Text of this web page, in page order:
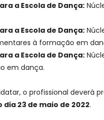
a Escola de Dança:
a Escola de Dança:
à formação em
a Escola de Dança:
em dança.
o profissional deverá
dia 23 de maio de 2022.